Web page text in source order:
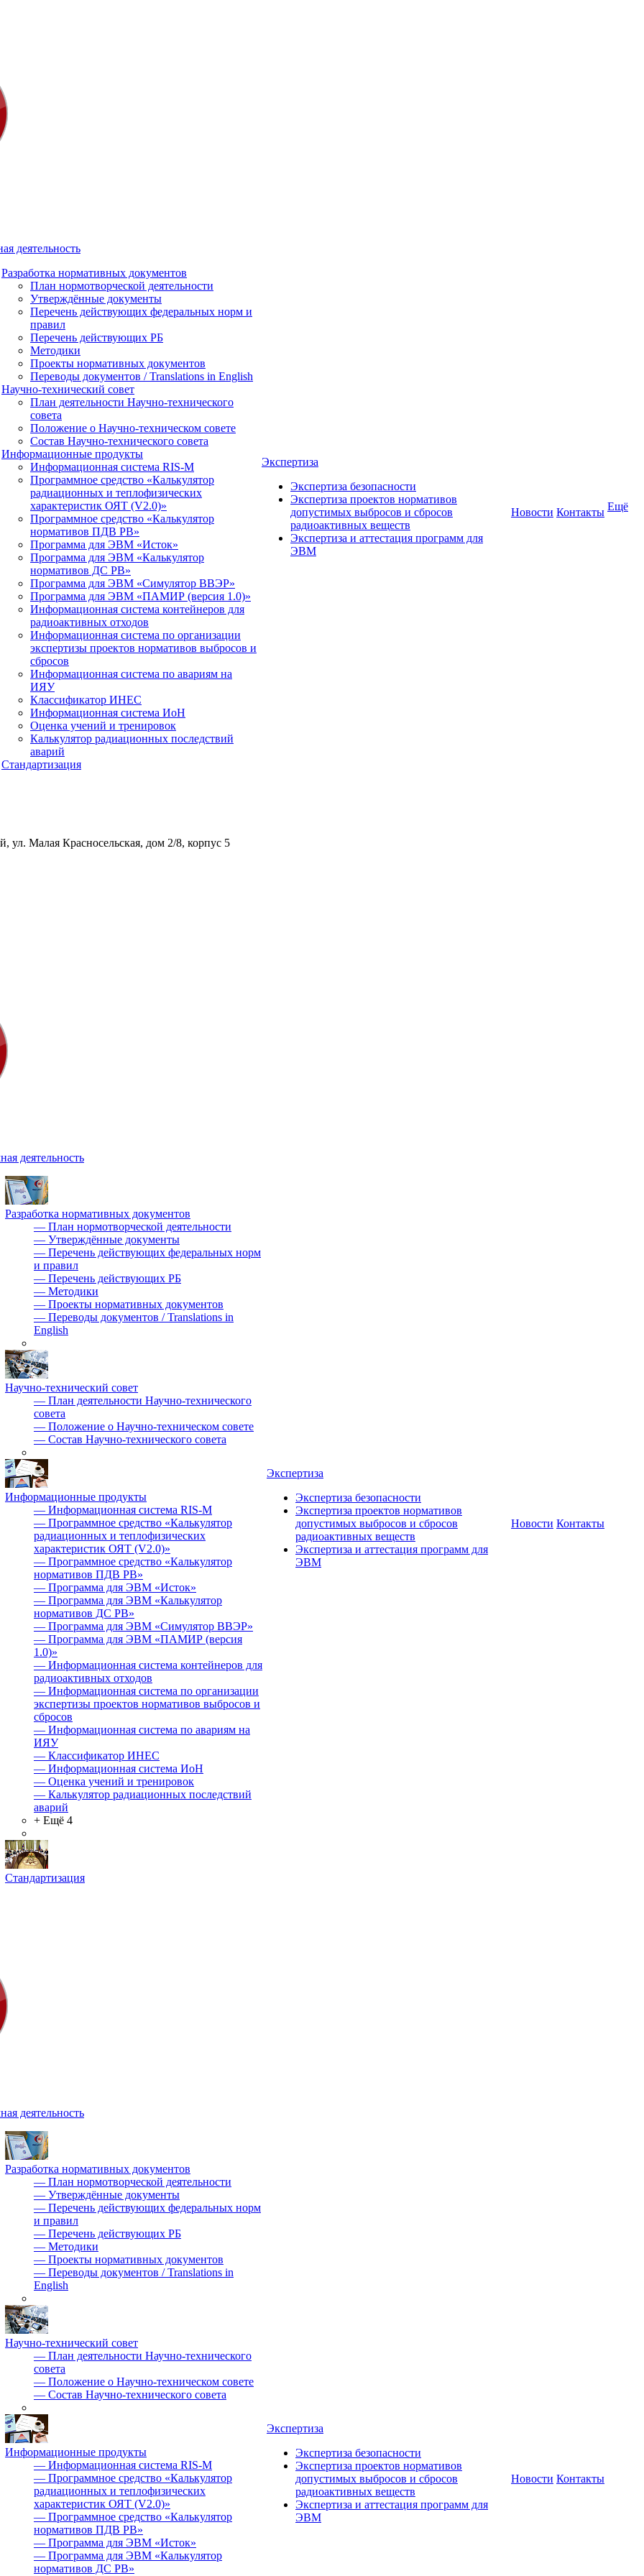
деятельность
Разработка нормативных документов
План нормотворческой деятельности
Утверждённые документы
Перечень действующих федеральных норм и
правил
Перечень действующих РБ
Методики
Проекты нормативных документов
Переводы документов / Translations in English
Научно-технический совет
План деятельности Научно-технического
совета
Положение о Научно-техническом совете
Состав Научно-технического совета
Информационные продукты
Информационная система RIS-M
Программное средство «Калькулятор
радиационных и теплофизических
характеристик ОЯТ (V2.0)»
Программное средство «Калькулятор
нормативов ПДВ РВ»
Программа для ЭВМ «Исток»
Программа для ЭВМ «Калькулятор
нормативов ДС РВ»
Программа для ЭВМ «Симулятор ВВЭР»
Программа для ЭВМ «ПАМИР (версия 1.0)»
Информационная система контейнеров для
радиоактивных отходов
Информационная система по организации
экспертизы проектов нормативов выбросов и
сбросов
Информационная система по авариям на
ИЯУ
Классификатор ИНЕС
Информационная система ИоН
Оценка учений и тренировок
Калькулятор радиационных последствий
аварий
Стандартизация
Экспертиза
Экспертиза безопасности
Экспертиза проектов нормативов
допустимых выбросов и сбросов
радиоактивных веществ
Экспертиза и аттестация программ для
ЭВМ
Новости Контакты Ещё
ул. Малая Красносельская, дом 2/8, корпус 5
деятельность
Разработка нормативных документов
— План нормотворческой деятельности
— Утверждённые документы
— Перечень действующих федеральных норм
и правил
— Перечень действующих РБ
— Методики
— Проекты нормативных документов
— Переводы документов / Translations in
English
Научно-технический совет
— План деятельности Научно-технического
совета
— Положение о Научно-техническом совете
— Состав Научно-технического совета
Информационные продукты
— Информационная система RIS-M
— Программное средство «Калькулятор
радиационных и теплофизических
характеристик ОЯТ (V2.0)»
— Программное средство «Калькулятор
нормативов ПДВ РВ»
— Программа для ЭВМ «Исток»
— Программа для ЭВМ «Калькулятор
нормативов ДС РВ»
— Программа для ЭВМ «Симулятор ВВЭР»
— Программа для ЭВМ «ПАМИР (версия
1.0)»
— Информационная система контейнеров для
радиоактивных отходов
— Информационная система по организации
экспертизы проектов нормативов выбросов и
сбросов
— Информационная система по авариям на
ИЯУ
— Классификатор ИНЕС
— Информационная система ИоН
— Оценка учений и тренировок
— Калькулятор радиационных последствий
аварий
+ Ещё 4
Стандартизация
Экспертиза
Экспертиза безопасности
Экспертиза проектов нормативов
допустимых выбросов и сбросов
радиоактивных веществ
Экспертиза и аттестация программ для
ЭВМ
Новости Контакты
деятельность
Разработка нормативных документов
— План нормотворческой деятельности
— Утверждённые документы
— Перечень действующих федеральных норм
и правил
— Перечень действующих РБ
— Методики
— Проекты нормативных документов
— Переводы документов / Translations in
English
Научно-технический совет
— План деятельности Научно-технического
совета
— Положение о Научно-техническом совете
— Состав Научно-технического совета
Информационные продукты
— Информационная система RIS-M
— Программное средство «Калькулятор
радиационных и теплофизических
характеристик ОЯТ (V2.0)»
— Программное средство «Калькулятор
нормативов ПДВ РВ»
— Программа для ЭВМ «Исток»
— Программа для ЭВМ «Калькулятор
нормативов ДС РВ»
Экспертиза
Экспертиза безопасности
Экспертиза проектов нормативов
допустимых выбросов и сбросов
радиоактивных веществ
Экспертиза и аттестация программ для
ЭВМ
Новости Контакты